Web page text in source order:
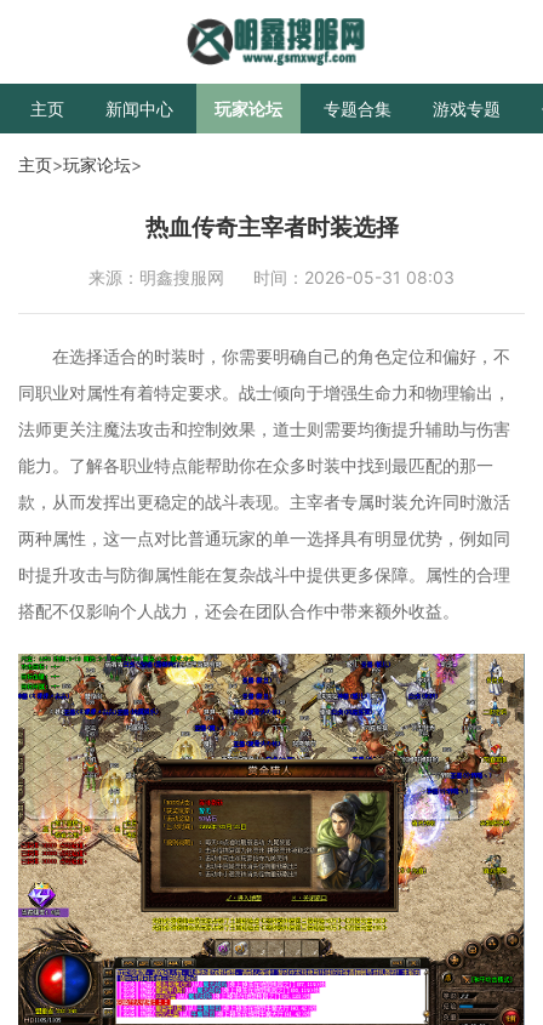
主页 新闻中心 玩家论坛 专题合集 游戏专题
主页>玩家论坛>
热血传奇主宰者时装选择
来源：明鑫搜服网 时间：2026-05-31 08:03
在选择适合的时装时，你需要明确自己的角色定位和偏好，不
同职业对属性有着特定要求。战士倾向于增强生命力和物理输出，
法师更关注魔法攻击和控制效果，道士则需要均衡提升辅助与伤害
能力。了解各职业特点能帮助你在众多时装中找到最匹配的那一
款，从而发挥出更稳定的战斗表现。主宰者专属时装允许同时激活
两种属性，这一点对比普通玩家的单一选择具有明显优势，例如同
时提升攻击与防御属性能在复杂战斗中提供更多保障。属性的合理
搭配不仅影响个人战力，还会在团队合作中带来额外收益。